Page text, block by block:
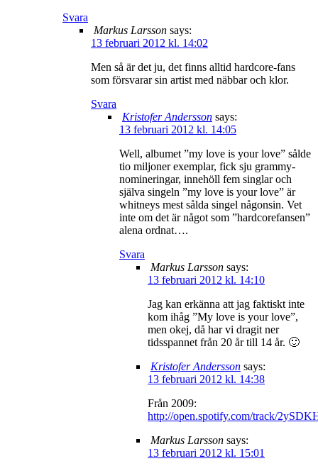
Svara
Markus Larsson says:
13 februari 2012 kl. 14:02
Men så är det ju, det finns alltid hardcore-fans
som försvarar sin artist med näbbar och klor.
Svara
Kristofer Andersson says:
13 februari 2012 kl. 14:05
Well, albumet ”my love is your love” sålde
tio miljoner exemplar, fick sju grammy-
nomineringar, innehöll fem singlar och
själva singeln ”my love is your love” är
whitneys mest sålda singel någonsin. Vet
inte om det är något som ”hardcorefansen”
alena ordnat….
Svara
Markus Larsson says:
13 februari 2012 kl. 14:10
Jag kan erkänna att jag faktiskt inte
kom ihåg ”My love is your love”,
men okej, då har vi dragit ner
tidsspannet från 20 år till 14 år. 🙂
Kristofer Andersson says:
13 februari 2012 kl. 14:38
Från 2009:
http://open.spotify.com/track/
Markus Larsson says:
13 februari 2012 kl. 15:01